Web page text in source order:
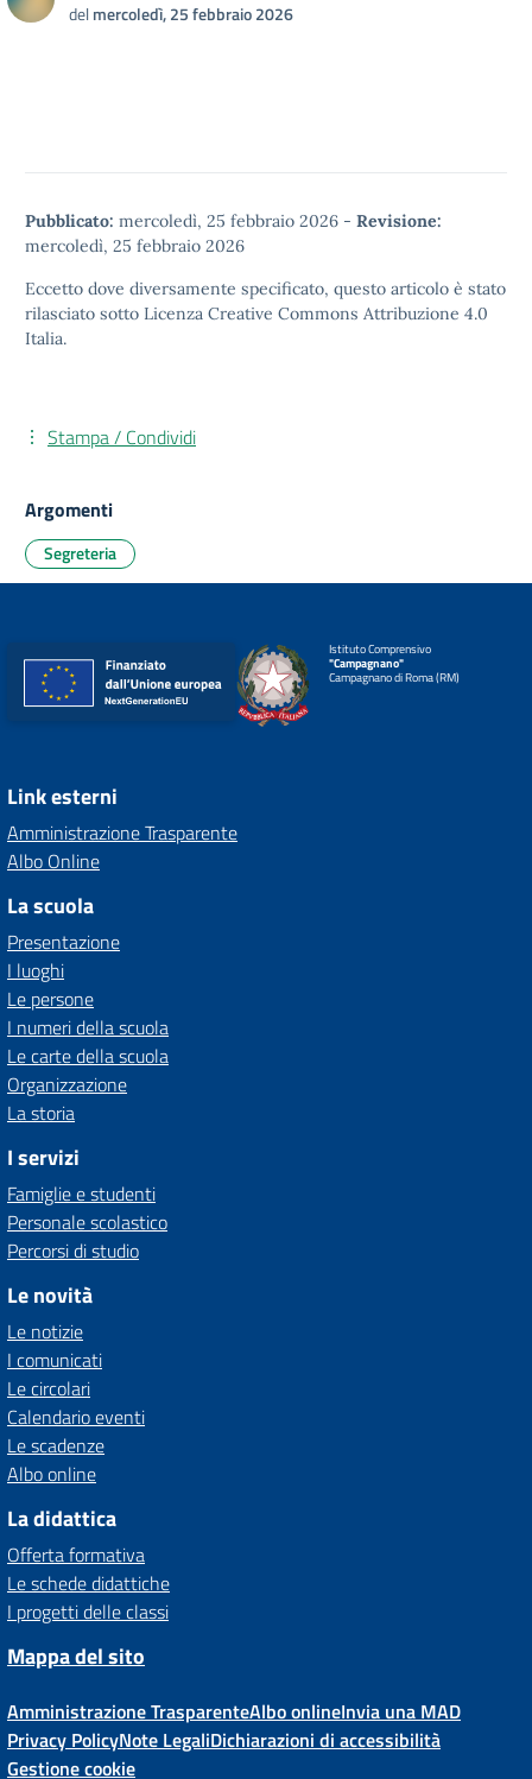
delmercoledì, 25 febbraio 2026
Pubblicato: mercoledì, 25 febbraio 2026 - Revisione:
mercoledì, 25 febbraio 2026
Eccetto dove diversamente specificato, questo articolo è stato
rilasciato sotto Licenza Creative Commons Attribuzione 4.0
Italia.
Stampa / Condividi
Argomenti
Segreteria
Istituto Comprensivo
"Campagnano"
Campagnano di Roma (RM)
Link esterni
Amministrazione Trasparente
Albo Online
La scuola
Presentazione
I luoghi
Le persone
I numeri della scuola
Le carte della scuola
Organizzazione
La storia
I servizi
Famiglie e studenti
Personale scolastico
Percorsi di studio
Le novità
Le notizie
I comunicati
Le circolari
Calendario eventi
Le scadenze
Albo online
La didattica
Offerta formativa
Le schede didattiche
I progetti delle classi
Mappa del sito
Amministrazione TrasparenteAlbo onlineInvia una MAD
Privacy PolicyNote LegaliDichiarazioni di accessibilità
Gestione cookie